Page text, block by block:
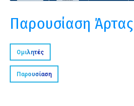
Παρουσίαση Άρτας
Ομιλητές
Παρουσίαση